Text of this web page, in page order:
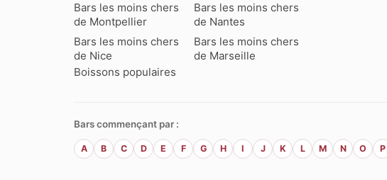
Bars les moins chers
de Montpellier
Bars les moins chers
de Nantes
Bars les moins chers
de Nice
Bars les moins chers
de Marseille
Boissons populaires
Bars commençant par :
A B C D E F G H I J K L M N O P